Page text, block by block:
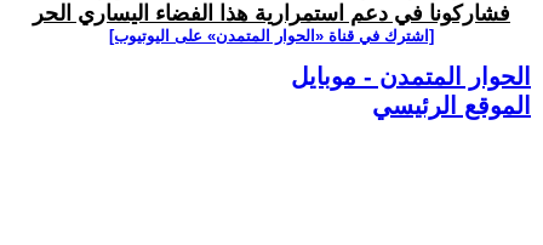
فشاركونا في دعم استمرارية هذا الفضاء اليساري الحر
[اشترك في قناة ‫«الحوار المتمدن» على اليوتيوب]
الحوار المتمدن - موبايل
الموقع الرئيسي